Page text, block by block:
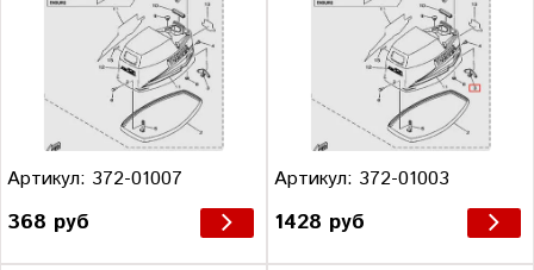
Артикул: 372-01007
368 руб
Артикул: 372-01003
1428 руб